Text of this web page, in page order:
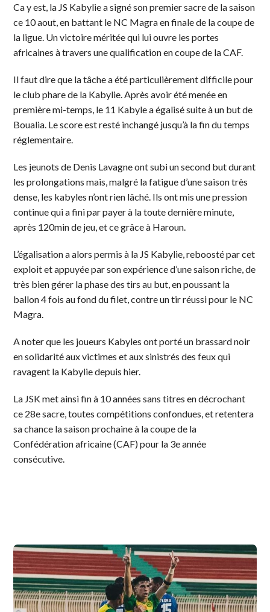
Ca y est, la JS Kabylie a signé son premier sacre de la saison
ce 10 aout, en battant le NC Magra en finale de la coupe de
la ligue. Un victoire méritée qui lui ouvre les portes
africaines à travers une qualification en coupe de la CAF.
Il faut dire que la tâche a été particulièrement difficile pour
le club phare de la Kabylie. Après avoir été menée en
première mi-temps, le 11 Kabyle a égalisé suite à un but de
Boualia. Le score est resté inchangé jusqu’à la fin du temps
réglementaire.
Les jeunots de Denis Lavagne ont subi un second but durant
les prolongations mais, malgré la fatigue d’une saison très
dense, les kabyles n’ont rien lâché. Ils ont mis une pression
continue qui a fini par payer à la toute dernière minute,
après 120min de jeu, et ce grâce à Haroun.
L’égalisation a alors permis à la JS Kabylie, reboosté par cet
exploit et appuyée par son expérience d’une saison riche, de
très bien gérer la phase des tirs au but, en poussant la
ballon 4 fois au fond du filet, contre un tir réussi pour le NC
Magra.
A noter que les joueurs Kabyles ont porté un brassard noir
en solidarité aux victimes et aux sinistrés des feux qui
ravagent la Kabylie depuis hier.
La JSK met ainsi fin à 10 années sans titres en décrochant
ce 28e sacre, toutes compétitions confondues, et retentera
sa chance la saison prochaine à la coupe de la
Confédération africaine (CAF) pour la 3e année
consécutive.